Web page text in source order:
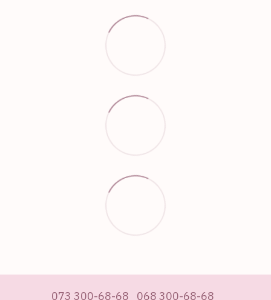
073 300-68-68 068 300-68-68